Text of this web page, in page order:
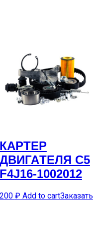
КАРTЕР
ДВИГАTЕЛЯ C5
F4J16-1002012
200 ₽ Add to cartЗаказать